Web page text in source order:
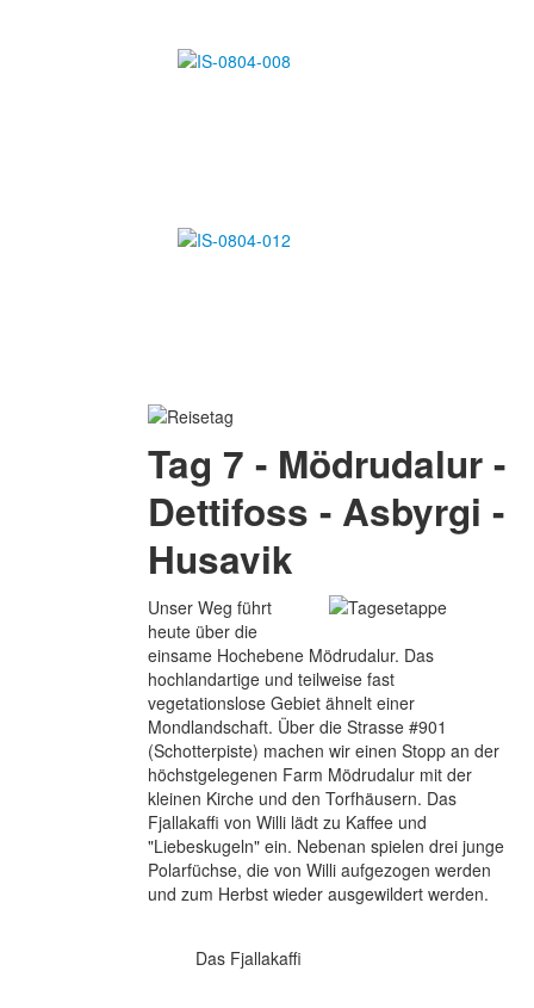
Tag 7 - Mödrudalur -
Dettifoss - Asbyrgi -
Husavik
Unser Weg führt
heute über die
einsame Hochebene Mödrudalur. Das
hochlandartige und teilweise fast
vegetationslose Gebiet ähnelt einer
Mondlandschaft. Über die Strasse #901
(Schotterpiste) machen wir einen Stopp an der
höchstgelegenen Farm Mödrudalur mit der
kleinen Kirche und den Torfhäusern. Das
Fjallakaffi von Willi lädt zu Kaffee und
"Liebeskugeln" ein. Nebenan spielen drei junge
Polarfüchse, die von Willi aufgezogen werden
und zum Herbst wieder ausgewildert werden.
Das Fjallakaffi